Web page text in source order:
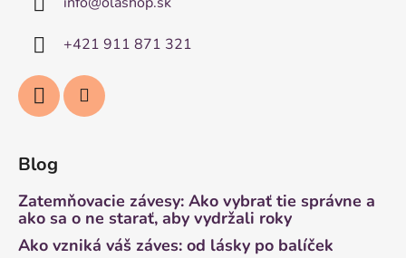
+421 911 871 321
Blog
Zatemňovacie závesy: Ako vybrať tie správne a
ako sa o ne starať, aby vydržali roky
Ako vzniká váš záves: od lásky po balíček